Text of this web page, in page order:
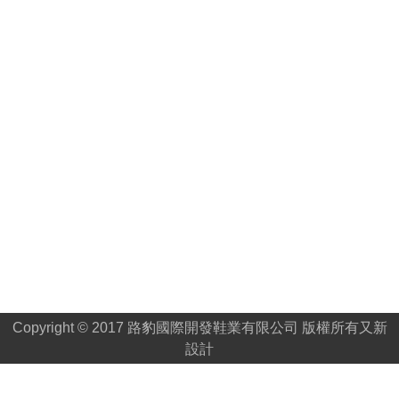
Copyright © 2017 路豹國際開發鞋業有限公司 版權所有又新
設計